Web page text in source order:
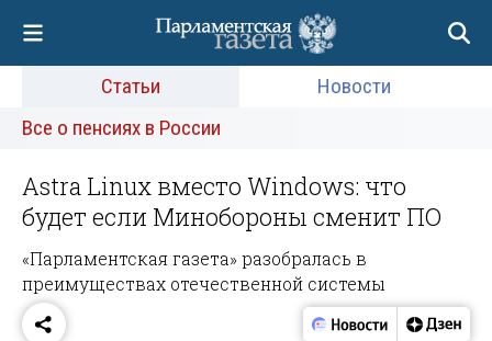
Статьи
Новости
Все о пенсиях в России
Astra Linux вместо Windows: что
будет если Минобороны сменит ПО
«Парламентская газета» разобралась в
преимуществах отечественной системы